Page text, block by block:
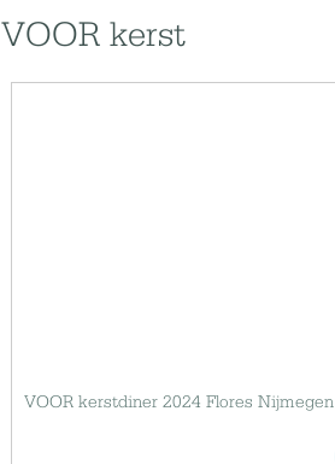
VOOR kerst
VOOR kerstdiner 2024 Flores Nijmegen